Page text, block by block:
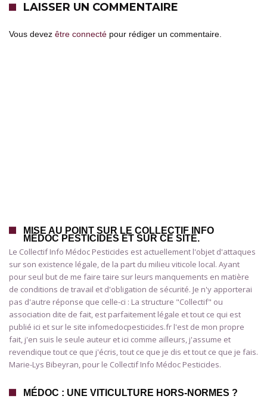
LAISSER UN COMMENTAIRE
Vous devez être connecté pour rédiger un commentaire.
MISE AU POINT SUR LE COLLECTIF INFO
MÉDOC PESTICIDES ET SUR CE SITE.
Le Collectif Info Médoc Pesticides est actuellement l'objet d'attaques
sur son existence légale, de la part du milieu viticole local. Ayant
pour seul but de me faire taire sur leurs manquements en matière
de conditions de travail et d'obligation de sécurité. Je n'y apporterai
pas d'autre réponse que celle-ci : La structure "Collectif" ou
association dite de fait, est parfaitement légale et tout ce qui est
publié ici et sur le site infomedocpesticides.fr l'est de mon propre
fait, j'en suis le seule auteur et ici comme ailleurs, j'assume et
revendique tout ce que j'écris, tout ce que je dis et tout ce que je fais.
Marie-Lys Bibeyran, pour le Collectif Info Médoc Pesticides.
MÉDOC : UNE VITICULTURE HORS-NORMES ?